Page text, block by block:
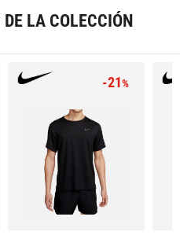
LA COLECCIÓN
-21%